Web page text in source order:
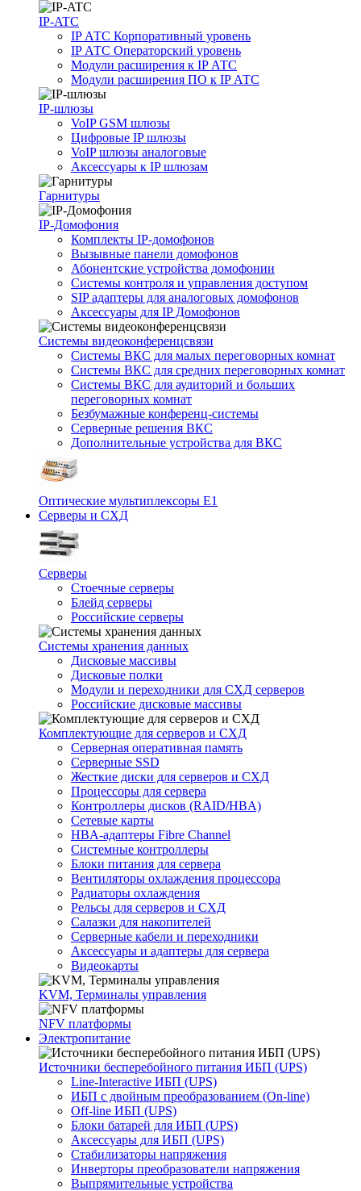
IP-ATC
IP АТС Корпоративный уровень
IP АТС Операторский уровень
Модули расширения к IP АТС
Модули расширения ПО к IP АТС
IP-шлюзы
VoIP GSM шлюзы
Цифровые IP шлюзы
VoIP шлюзы аналоговые
Аксессуары к IP шлюзам
Гарнитуры
IP-Домофония
Комплекты IP-домофонов
Вызывные панели домофонов
Абонентские устройства домофонии
Системы контроля и управления доступом
SIP адаптеры для аналоговых домофонов
Аксессуары для IP Домофонов
Системы видеоконференцсвязи
Системы ВКС для малых переговорных комнат
Системы ВКС для средних переговорных комнат
Системы ВКС для аудиторий и больших
переговорных комнат
Безбумажные конференц-системы
Серверные решения ВКС
Дополнительные устройства для ВКС
Оптические мультиплексоры Е1
Серверы и СХД
Серверы
Стоечные серверы
Блейд серверы
Российские серверы
Системы хранения данных
Дисковые массивы
Дисковые полки
Модули и переходники для СХД серверов
Российские дисковые массивы
Комплектующие для серверов и СХД
Серверная оперативная память
Серверные SSD
Жесткие диски для серверов и СХД
Процессоры для сервера
Контроллеры дисков (RAID/HBA)
Сетевые карты
HBA-адаптеры Fibre Channel
Системные контроллеры
Блоки питания для сервера
Вентиляторы охлаждения процессора
Радиаторы охлаждения
Рельсы для серверов и СХД
Салазки для накопителей
Серверные кабели и переходники
Аксессуары и адаптеры для сервера
Видеокарты
KVM, Терминалы управления
NFV платформы
Электропитание
Источники бесперебойного питания ИБП (UPS)
Line-Interactive ИБП (UPS)
ИБП с двойным преобразованием (On-line)
Off-line ИБП (UPS)
Блоки батарей для ИБП (UPS)
Аксессуары для ИБП (UPS)
Стабилизаторы напряжения
Инверторы преобразователи напряжения
Выпрямительные устройства